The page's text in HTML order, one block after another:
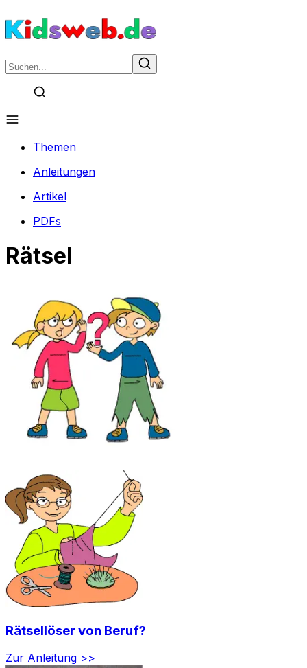
Themen
Anleitungen
Artikel
PDFs
Rätsel
Rätsellöser von Beruf?
Zur Anleitung >>